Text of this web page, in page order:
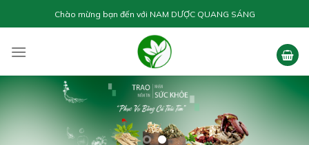
to
Chào mừng bạn đến với NAM DƯỢC QUANG SÁNG